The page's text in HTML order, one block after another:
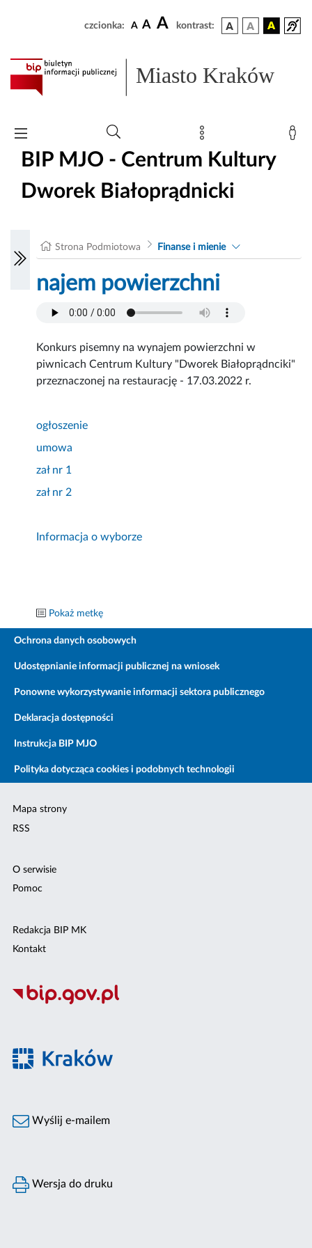
czcionka: A A A kontrast:
Miasto Kraków
BIP MJO - Centrum Kultury
Dworek Białoprądnicki
Strona Podmiotowa Finanse i mienie
najem powierzchni
Konkurs pisemny na wynajem powierzchni w
piwnicach Centrum Kultury "Dworek Białoprądnciki"
przeznaczonej na restaurację - 17.03.2022 r.
ogłoszenie
umowa
zał nr 1
zał nr 2
Informacja o wyborze
Pokaż metkę
Ochrona danych osobowych
Udostępnianie informacji publicznej na wniosek
Ponowne wykorzystywanie informacji sektora publicznego
Deklaracja dostępności
Instrukcja BIP MJO
Polityka dotycząca cookies i podobnych technologii
Mapa strony
RSS
O serwisie
Pomoc
Redakcja BIP MK
Kontakt
Wyślij e-mailem
Wersja do druku